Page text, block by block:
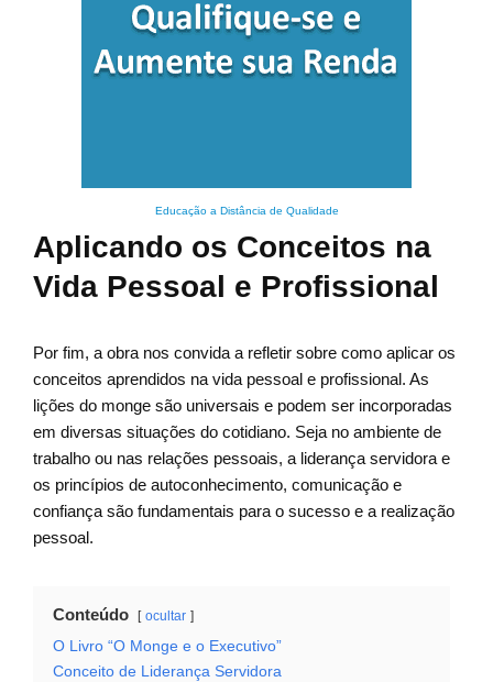
Educação a Distância de Qualidade
Aplicando os Conceitos na
Vida Pessoal e Profissional
Por fim, a obra nos convida a refletir sobre como aplicar os
conceitos aprendidos na vida pessoal e profissional. As
lições do monge são universais e podem ser incorporadas
em diversas situações do cotidiano. Seja no ambiente de
trabalho ou nas relações pessoais, a liderança servidora e
os princípios de autoconhecimento, comunicação e
confiança são fundamentais para o sucesso e a realização
pessoal.
Conteúdo ocultar
O Livro “O Monge e o Executivo”
Conceito de Liderança Servidora